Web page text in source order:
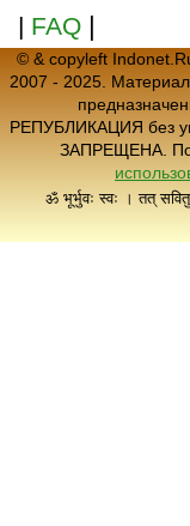
| FAQ |
© & copyleft
2007 - 2025.
РЕПУБЛИКАЦИЯ без
ЗАПРЕЩЕНА.
ॐ भूर्भुवः स्वः । तत्